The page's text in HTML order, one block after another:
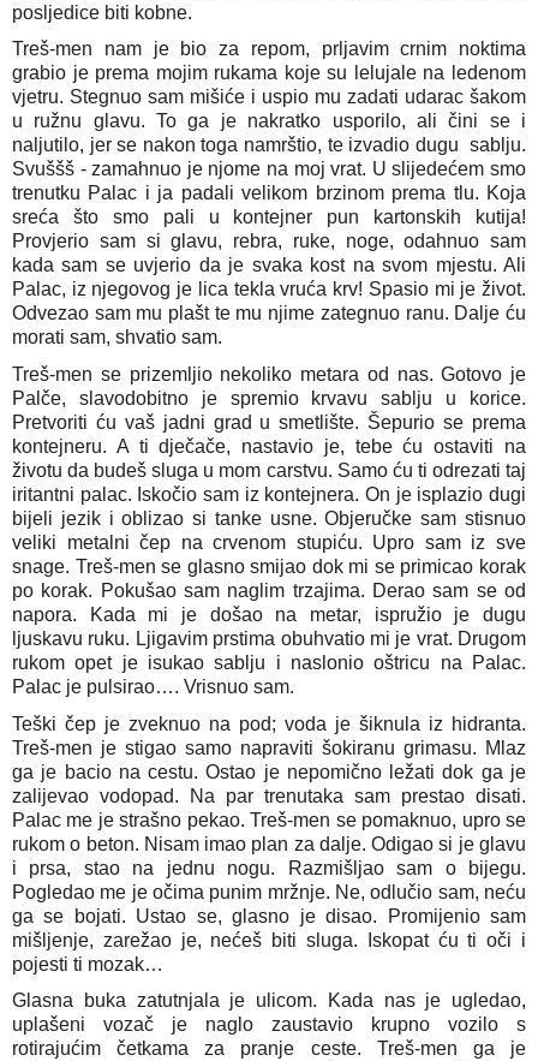
posljedice biti kobne.
Treš-men nam je bio za repom, prljavim crnim noktima
grabio je prema mojim rukama koje su lelujale na ledenom
vjetru. Stegnuo sam mišiće i uspio mu zadati udarac šakom
u ružnu glavu. To ga je nakratko usporilo, ali čini se i
naljutilo, jer se nakon toga namrštio, te izvadio dugu  sablju.
Svuššš - zamahnuo je njome na moj vrat. U slijedećem smo
trenutku Palac i ja padali velikom brzinom prema tlu. Koja
sreća što smo pali u kontejner pun kartonskih kutija!
Provjerio sam si glavu, rebra, ruke, noge, odahnuo sam
kada sam se uvjerio da je svaka kost na svom mjestu. Ali
Palac, iz njegovog je lica tekla vruća krv! Spasio mi je život.
Odvezao sam mu plašt te mu njime zategnuo ranu. Dalje ću
morati sam, shvatio sam.
Treš-men se prizemljio nekoliko metara od nas. Gotovo je
Palče, slavodobitno je spremio krvavu sablju u korice.
Pretvoriti ću vaš jadni grad u smetlište. Šepurio se prema
kontejneru. A ti dječače, nastavio je, tebe ću ostaviti na
životu da budeš sluga u mom carstvu. Samo ću ti odrezati taj
iritantni palac. Iskočio sam iz kontejnera. On je isplazio dugi
bijeli jezik i oblizao si tanke usne. Objeručke sam stisnuo
veliki metalni čep na crvenom stupiću. Upro sam iz sve
snage. Treš-men se glasno smijao dok mi se primicao korak
po korak. Pokušao sam naglim trzajima. Derao sam se od
napora. Kada mi je došao na metar, ispružio je dugu
ljuskavu ruku. Ljigavim prstima obuhvatio mi je vrat. Drugom
rukom opet je isukao sablju i naslonio oštricu na Palac.
Palac je pulsirao…. Vrisnuo sam.
Teški čep je zveknuo na pod; voda je šiknula iz hidranta.
Treš-men je stigao samo napraviti šokiranu grimasu. Mlaz
ga je bacio na cestu. Ostao je nepomično ležati dok ga je
zalijevao vodopad. Na par trenutaka sam prestao disati.
Palac me je strašno pekao. Treš-men se pomaknuo, upro se
rukom o beton. Nisam imao plan za dalje. Odigao si je glavu
i prsa, stao na jednu nogu. Razmišljao sam o bijegu.
Pogledao me je očima punim mržnje. Ne, odlučio sam, neću
ga se bojati. Ustao se, glasno je disao. Promijenio sam
mišljenje, zarežao je, nećeš biti sluga. Iskopat ću ti oči i
pojesti ti mozak…
Glasna buka zatutnjala je ulicom. Kada nas je ugledao,
uplašeni vozač je naglo zaustavio krupno vozilo s
rotirajućim četkama za pranje ceste. Treš-men ga je